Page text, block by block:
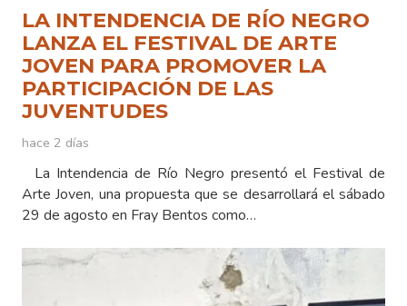
LA INTENDENCIA DE RÍO NEGRO
LANZA EL FESTIVAL DE ARTE
JOVEN PARA PROMOVER LA
PARTICIPACIÓN DE LAS
JUVENTUDES
hace 2 días
La Intendencia de Río Negro presentó el Festival de
Arte Joven, una propuesta que se desarrollará el sábado
29 de agosto en Fray Bentos como…